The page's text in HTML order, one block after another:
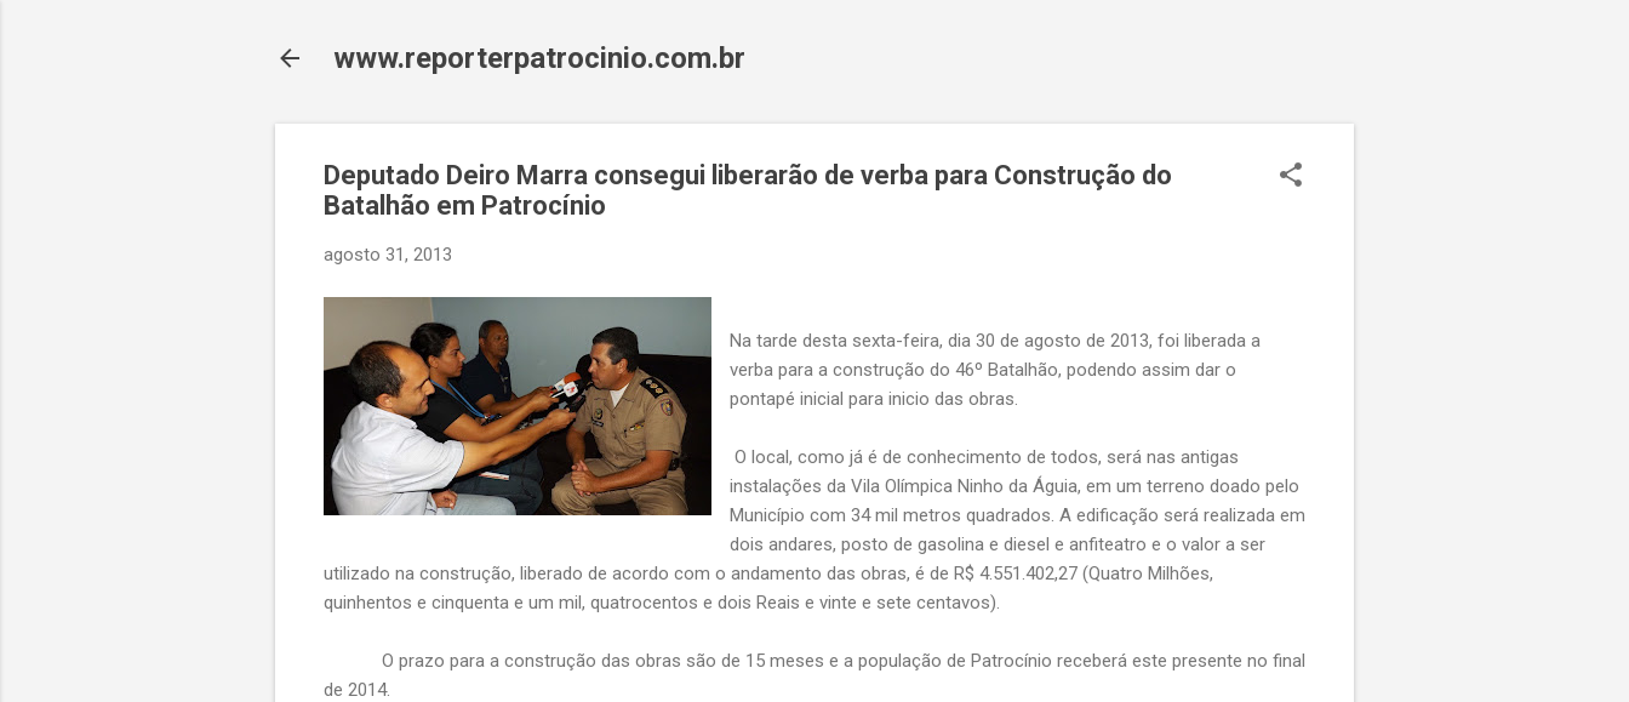
www.reporterpatrocinio.com.br
Deputado Deiro Marra consegui liberarão de verba para Construção do
Batalhão em Patrocínio
agosto 31, 2013
Na tarde desta sexta-feira, dia 30 de agosto de 2013, foi liberada a
verba para a construção do 46º Batalhão, podendo assim dar o
pontapé inicial para inicio das obras.
O local, como já é de conhecimento de todos, será nas antigas
instalações da Vila Olímpica Ninho da Águia, em um terreno doado pelo
Município com 34 mil metros quadrados. A edificação será realizada em
dois andares, posto de gasolina e diesel e anfiteatro e o valor a ser
utilizado na construção, liberado de acordo com o andamento das obras, é de R$ 4.551.402,27 (Quatro Milhões,
quinhentos e cinquenta e um mil, quatrocentos e dois Reais e vinte e sete centavos).
O prazo para a construção das obras são de 15 meses e a população de Patrocínio receberá este presente no final
de 2014.